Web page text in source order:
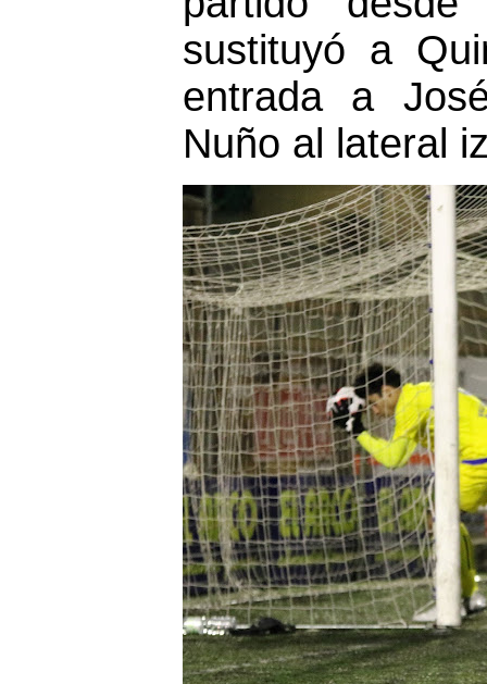
sustituyó a
entrada a
Nuño al lateral